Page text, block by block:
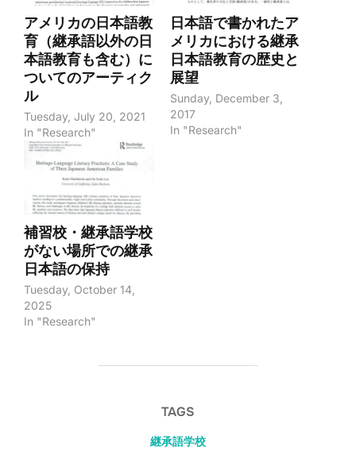
アメリカの日本語教
育（継承語以外の日
本語教育も含む）に
ついてのアーティク
ル
Tuesday, July 20, 2021
In "Research"
日本語で書かれたア
メリカにおける継承
日本語教育の歴史と
展望
Sunday, December 3,
2017
In "Research"
補習校・継承語学校
がない場所での継承
日本語の保持
Tuesday, October 14,
2025
In "Research"
TAGS
継承語学校